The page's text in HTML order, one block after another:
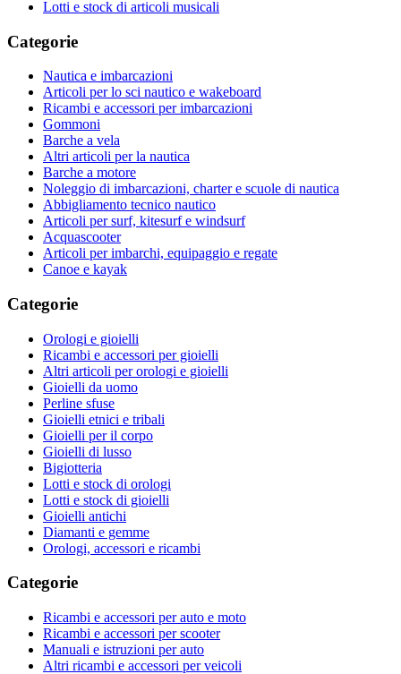
Lotti e stock di articoli musicali
Categorie
Nautica e imbarcazioni
Articoli per lo sci nautico e wakeboard
Ricambi e accessori per imbarcazioni
Gommoni
Barche a vela
Altri articoli per la nautica
Barche a motore
Noleggio di imbarcazioni, charter e scuole di nautica
Abbigliamento tecnico nautico
Articoli per surf, kitesurf e windsurf
Acquascooter
Articoli per imbarchi, equipaggio e regate
Canoe e kayak
Categorie
Orologi e gioielli
Ricambi e accessori per gioielli
Altri articoli per orologi e gioielli
Gioielli da uomo
Perline sfuse
Gioielli etnici e tribali
Gioielli per il corpo
Gioielli di lusso
Bigiotteria
Lotti e stock di orologi
Lotti e stock di gioielli
Gioielli antichi
Diamanti e gemme
Orologi, accessori e ricambi
Categorie
Ricambi e accessori per auto e moto
Ricambi e accessori per scooter
Manuali e istruzioni per auto
Altri ricambi e accessori per veicoli